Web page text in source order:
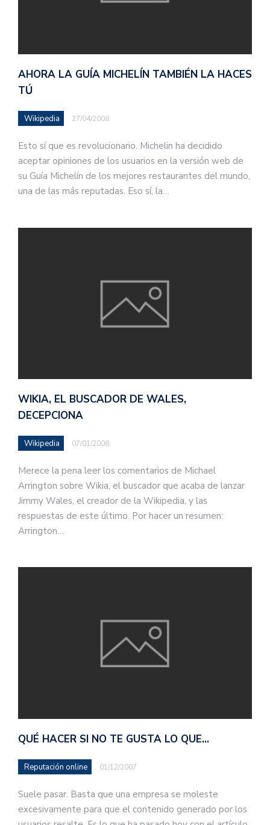
AHORA LA GUÍA MICHELÍN TAMBIÉN LA HACES
TÚ
Wikipedia 27/04/2008
Esto sí que es revolucionario. Michelin ha decidido
aceptar opiniones de los usuarios en la versión web de
su Guía Michelín de los mejores restaurantes del mundo,
una de las más reputadas. Eso sí, la…
WIKIA, EL BUSCADOR DE WALES,
DECEPCIONA
Wikipedia 07/01/2008
Merece la pena leer los comentarios de Michael
Arrington sobre Wikia, el buscador que acaba de lanzar
Jimmy Wales, el creador de la Wikipedia, y las
respuestas de este último. Por hacer un resumen:
Arrington…
QUÉ HACER SI NO TE GUSTA LO QUE…
Reputación online 01/12/2007
Suele pasar. Basta que una empresa se moleste
excesivamente para que el contenido generado por los